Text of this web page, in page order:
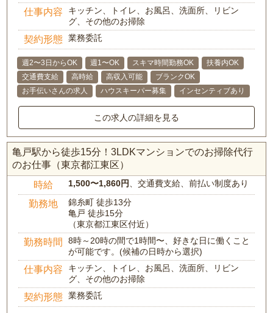
仕事内容
キッチン、トイレ、お風呂、洗面所、リビン
グ、その他のお掃除
契約形態 業務委託
週2〜3日からOK 週1〜OK スキマ時間勤務OK
扶養内OK
交通費支給
高時給 高収入可能
ブランクOK
お手伝いさんの求人
ハウスキーパー募集 インセンティブあり
この求人の詳細を見る
亀戸駅から徒歩15分！3LDKマンションでのお掃除代行
のお仕事（東京都江東区）
時給 1,500〜1,860円、交通費支給、前払い制度あり
勤務地
錦糸町 徒歩13分
亀戸 徒歩15分
（東京都江東区付近）
勤務時間
8時～20時の間で1時間〜、好きな日に働くこと
が可能です。(候補の日時から選択)
仕事内容
キッチン、トイレ、お風呂、洗面所、リビン
グ、その他のお掃除
契約形態 業務委託